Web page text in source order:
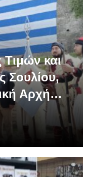
και
Σουλίου,
Αρχή…